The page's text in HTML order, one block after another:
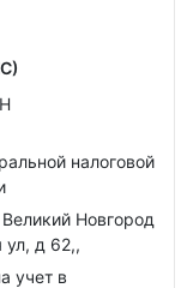
налоговой
Новгород
ул, д 62,,
учет в